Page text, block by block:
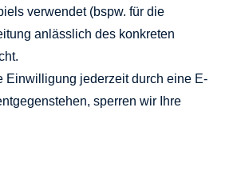
verwendet (bspw. für die
anlässlich des konkreten
Einwilligung jederzeit durch eine E-
sperren wir Ihre